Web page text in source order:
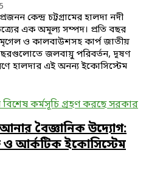
কেন্দ্র চট্টগ্রামের হালদা নদী
এক অমূল্য সম্পদ। প্রতি বছর
ও কালবাউশসহ কার্প জাতীয়
জলবায়ু পরিবর্তন, দূষণ
হালদার এই অনন্য ইকোসিস্টেম
বিশেষ কর্মসূচি গ্রহণ করছে সরকার
আনার বৈজ্ঞানিক উদ্যোগ:
ও আর্কটিক ইকোসিস্টেম